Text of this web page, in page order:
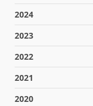
2024
2023
2022
2021
2020